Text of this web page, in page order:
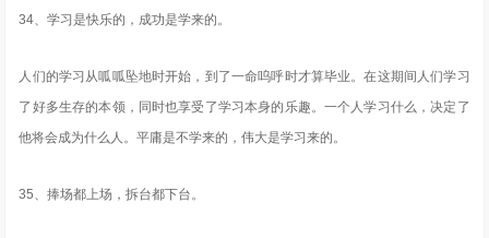
34、学习是快乐的，成功是学来的。
人们的学习从呱呱坠地时开始，到了一命呜呼时才算毕业。在这期间人们学习
了好多生存的本领，同时也享受了学习本身的乐趣。一个人学习什么，决定了
他将会成为什么人。平庸是不学来的，伟大是学习来的。
35、捧场都上场，拆台都下台。